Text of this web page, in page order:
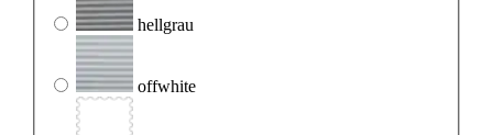
hellgrau
offwhite